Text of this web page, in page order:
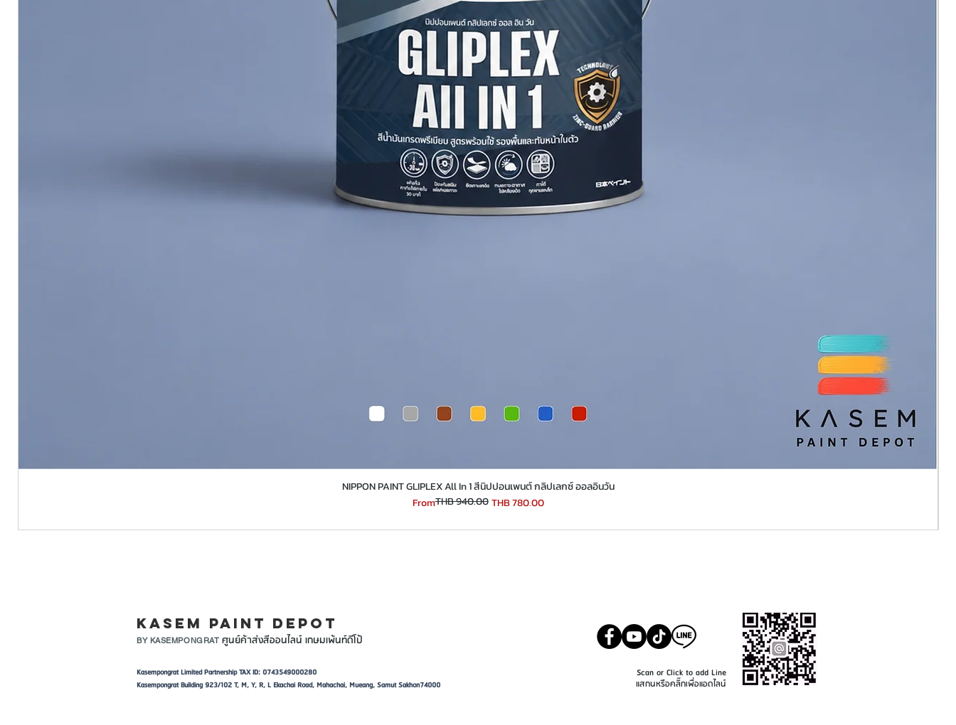
​​​​​​​NIPPON PAINT GLIPLEX All In 1 สีนิปปอนเพนต์ กลิปเลกซ์ ออลอินวัน
From
Regular Price
THB 940.00 THB 780.00
Sale Price
KASEM PAINT DEPOT
BY KASEMPONGRAT ศูนย์ค้าส่งสีออนไลน์ เกษมเพ้นท์ดีโป้
Kasempongrat Limited Partnership TAX ID: 0743549000280
Kasempongrat Building 923/102 T, M, Y, R, L Ekachai Road, Mahachai, Mueang, Samut Sakhon74000
Scan or Click to add Line
แสกนหรือคลิ๊กเพื่อแอดไลน์